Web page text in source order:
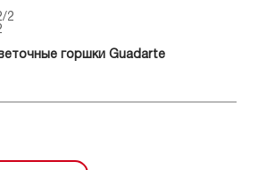
2
горшки Guadarte